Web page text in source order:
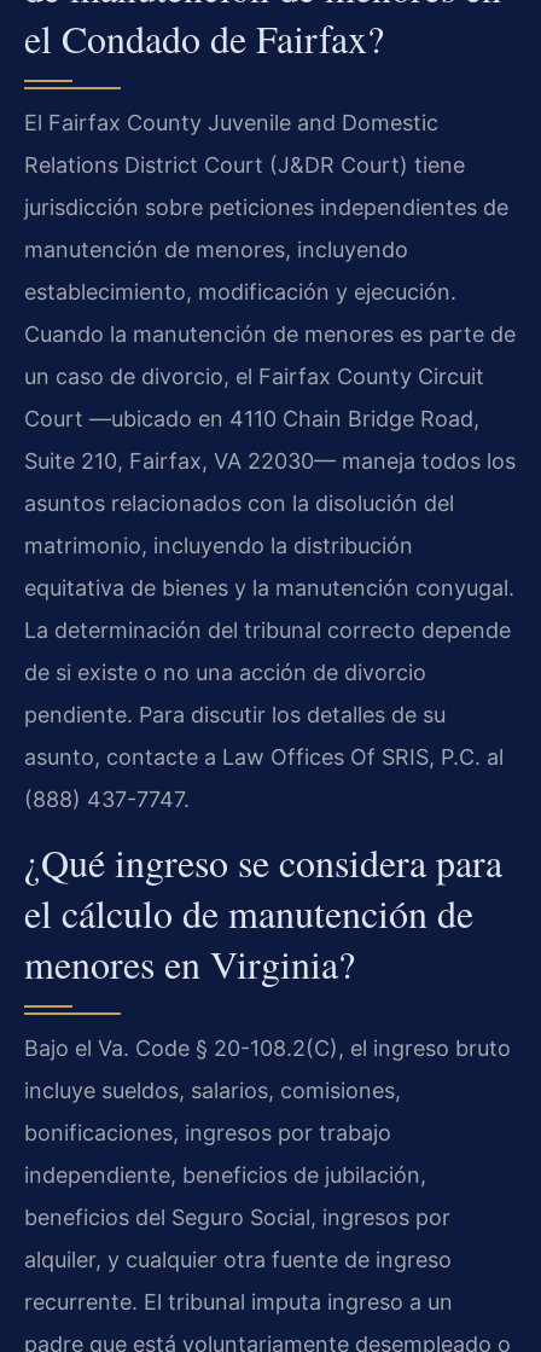
el Condado de Fairfax?
El Fairfax County Juvenile and Domestic
Relations District Court (J&DR Court) tiene
jurisdicción sobre peticiones independientes de
manutención de menores, incluyendo
establecimiento, modificación y ejecución.
Cuando la manutención de menores es parte de
un caso de divorcio, el Fairfax County Circuit
Court —ubicado en 4110 Chain Bridge Road,
Suite 210, Fairfax, VA 22030— maneja todos los
asuntos relacionados con la disolución del
matrimonio, incluyendo la distribución
equitativa de bienes y la manutención conyugal.
La determinación del tribunal correcto depende
de si existe o no una acción de divorcio
pendiente. Para discutir los detalles de su
asunto, contacte a Law Offices Of SRIS, P.C. al
(888) 437-7747.
¿Qué ingreso se considera para
el cálculo de manutención de
menores en Virginia?
Bajo el Va. Code § 20-108.2(C), el ingreso bruto
incluye sueldos, salarios, comisiones,
bonificaciones, ingresos por trabajo
independiente, beneficios de jubilación,
beneficios del Seguro Social, ingresos por
alquiler, y cualquier otra fuente de ingreso
recurrente. El tribunal imputa ingreso a un
padre que está voluntariamente desempleado o